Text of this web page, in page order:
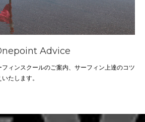
Advice
ィンスクールのご案内、サーフィン上達のコツ
たします。